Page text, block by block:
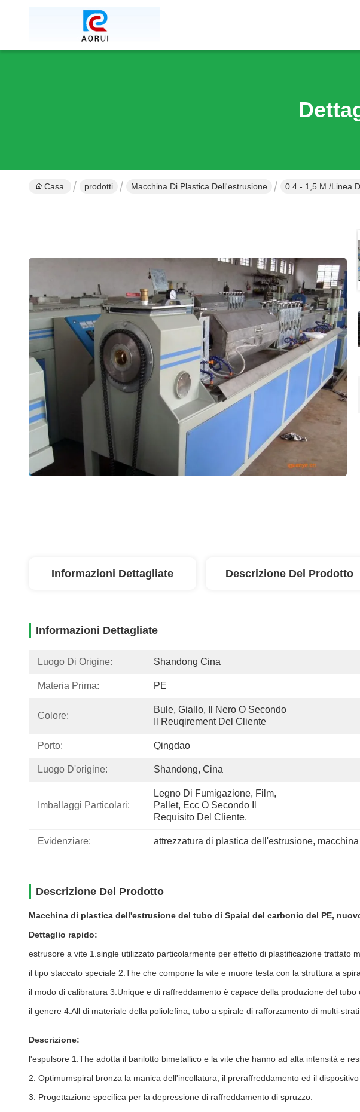
Casa. prodotti Macchina Di Plastica Dell'estrusione 0.4 - 1,5 M./linea
Informazioni Dettagliate Descrizione Del Prodotto
Informazioni Dettagliate
Luogo Di Origine: Shandong Cina
Materia Prima: PE
Colore:
Bule, Giallo, Il Nero O Secondo
Il Reuqirement Del Cliente
Porto: Qingdao
Luogo D'origine: Shandong, Cina
Imballaggi Particolari:
Legno Di Fumigazione, Film,
Pallet, Ecc O Secondo Il
Requisito Del Cliente.
Evidenziare: attrezzatura di plastica dell'estrusione,
Descrizione Del Prodotto
Macchina di plastica dell'estrusione del tubo di Spaial del carbonio del PE,
Dettaglio rapido:
estrusore a vite 1.single utilizzato particolarmente per effetto di plastificazione trattato
il tipo staccato speciale 2.The che compone la vite e muore testa con la struttura a
il modo di calibratura 3.Unique e di raffreddamento è capace della produzione del
il genere 4.All di materiale della poliolefina, tubo a spirale di rafforzamento di multi-
Descrizione:
l'espulsore 1.The adotta il barilotto bimetallico e la vite che hanno ad alta intensità e
2. Optimumspiral bronza la manica dell'incollatura, il preraffreddamento ed il
3. Progettazione specifica per la depressione di raffreddamento di spruzzo.